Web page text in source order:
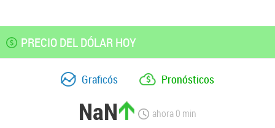
PRECIO DEL DÓLAR HOY
Graficós Pronósticos
NaN ahora0 min